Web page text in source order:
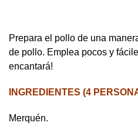
Prepara el pollo de una
de pollo. Emplea pocos y
encantará!
INGREDIENTES (4
Merquén.